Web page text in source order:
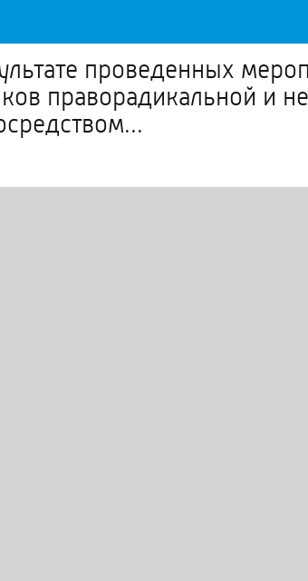
проведенных
праворадикальной и